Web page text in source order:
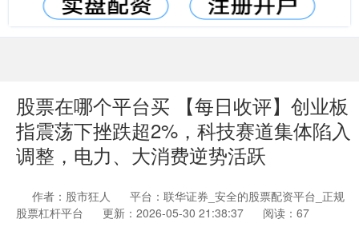
股票在哪个平台买 【每日收评】创业板
指震荡下挫跌超2%，科技赛道集体陷入
调整，电力、大消费逆势活跃
作者：股市狂人
平台：联华证券_安全的股票配资平台_正规
股票杠杆平台
更新：2026-05-30 21:38:37 阅读：67